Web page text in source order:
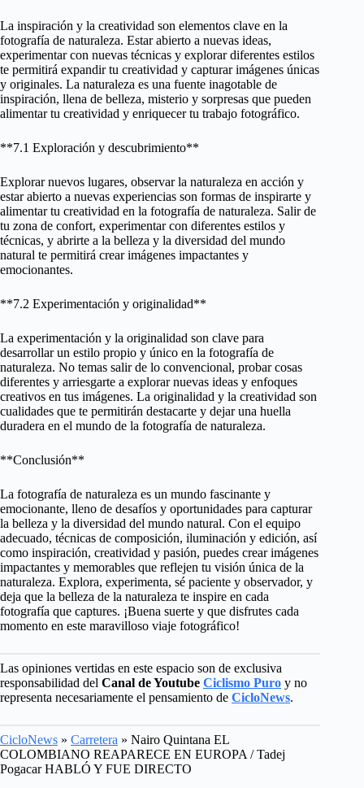
La inspiración y la creatividad son elementos clave en la
fotografía de naturaleza. Estar abierto a nuevas ideas,
experimentar con nuevas técnicas y explorar diferentes estilos
te permitirá expandir tu creatividad y capturar imágenes únicas
y originales. La naturaleza es una fuente inagotable de
inspiración, llena de belleza, misterio y sorpresas que pueden
alimentar tu creatividad y enriquecer tu trabajo fotográfico.
**7.1 Exploración y descubrimiento**
Explorar nuevos lugares, observar la naturaleza en acción y
estar abierto a nuevas experiencias son formas de inspirarte y
alimentar tu creatividad en la fotografía de naturaleza. Salir de
tu zona de confort, experimentar con diferentes estilos y
técnicas, y abrirte a la belleza y la diversidad del mundo
natural te permitirá crear imágenes impactantes y
emocionantes.
**7.2 Experimentación y originalidad**
La experimentación y la originalidad son clave para
desarrollar un estilo propio y único en la fotografía de
naturaleza. No temas salir de lo convencional, probar cosas
diferentes y arriesgarte a explorar nuevas ideas y enfoques
creativos en tus imágenes. La originalidad y la creatividad son
cualidades que te permitirán destacarte y dejar una huella
duradera en el mundo de la fotografía de naturaleza.
**Conclusión**
La fotografía de naturaleza es un mundo fascinante y
emocionante, lleno de desafíos y oportunidades para capturar
la belleza y la diversidad del mundo natural. Con el equipo
adecuado, técnicas de composición, iluminación y edición, así
como inspiración, creatividad y pasión, puedes crear imágenes
impactantes y memorables que reflejen tu visión única de la
naturaleza. Explora, experimenta, sé paciente y observador, y
deja que la belleza de la naturaleza te inspire en cada
fotografía que captures. ¡Buena suerte y que disfrutes cada
momento en este maravilloso viaje fotográfico!
Las opiniones vertidas en este espacio son de exclusiva
responsabilidad del Canal de Youtube Ciclismo Puro y no
representa necesariamente el pensamiento de CicloNews.
CicloNews » Carretera » Nairo Quintana EL
COLOMBIANO REAPARECE EN EUROPA / Tadej
Pogacar HABLÓ Y FUE DIRECTO